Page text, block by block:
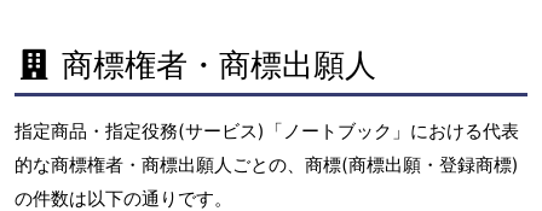
商標権者・商標出願人
指定商品・指定役務(サービス)「ノートブック」における代表
的な商標権者・商標出願人ごとの、商標(商標出願・登録商標)
の件数は以下の通りです。